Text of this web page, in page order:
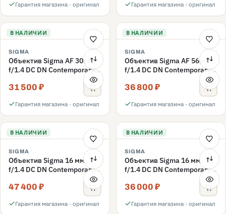
Гарантия магазина · оригинал Гарантия магазина · оригинал
В НАЛИЧИИ
SIGMA
Объектив Sigma AF 30mm
f/1.4 DC DN Contemporary
31 500 ₽
Гарантия магазина · оригинал
В НАЛИЧИИ
SIGMA
Объектив Sigma AF 56mm
f/1.4 DC DN Contemporary
36 800 ₽
Гарантия магазина · оригинал
В НАЛИЧИИ
SIGMA
Объектив Sigma 16 мм
f/1.4 DC DN Contemporary
47 400 ₽
Гарантия магазина · оригинал
В НАЛИЧИИ
SIGMA
Объектив Sigma 16 мм
f/1.4 DC DN Contemporary
36 000 ₽
Гарантия магазина · оригинал